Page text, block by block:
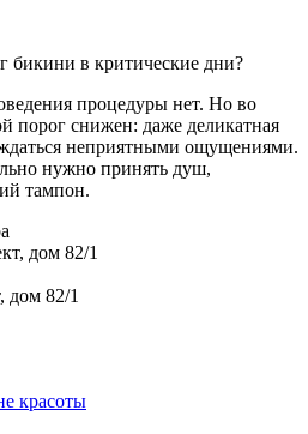
бикини в критические дни?
процедуры нет. Но во
порог снижен: даже деликатная
неприятными ощущениями.
нужно принять душ,
тампон.
дом 82/1
красоты